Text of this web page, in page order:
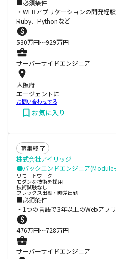
■必須条件
・WEBアプリケーションの開発
Ruby、Pythonなど
530万円〜929万円
サーバーサイドエンジニア
大阪府
エージェントに
お問い合わせする
お気に入り
募集終了
株式会社アイリッジ
●バックエンドエンジニア(Module
リモートワーク
モダンな技術を採用
技術試験なし
フレックス出勤・時差出勤
■必須条件
・1つの言語で3年以上のWebアプ
476万円〜728万円
サーバーサイドエンジニア